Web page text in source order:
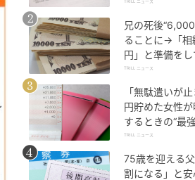
後、役所から届
TRILL ニュース
兄の死後
ることに→「相
円」と準備を
後、60代妹を
TRILL ニュース
「無駄遣いが
円貯めた女性
するときの“最
果的」「物欲
TRILL ニュース
75歳を迎える
割になる」と